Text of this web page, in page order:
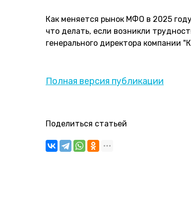
Как меняется рынок МФО в 2025
что делать, если возникли
генерального директора компании
Полная версия публикации
Поделиться статьей